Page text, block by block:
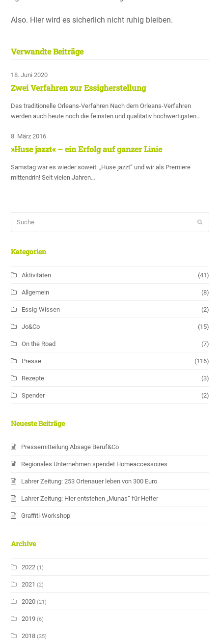
Also. Hier wird es sicher­lich nicht ruhig bleiben.
Verwandte Beiträge
18. Juni 2020
Zwei Verfahren zur Essigherstellung
Das traditionelle Orleans-Verfahren Nach dem Orleans-Verfahren
werden auch heute noch die feinsten und qualitativ hochwertigsten…
8. März 2016
»Huse jazzt« – ein Erfolg auf ganzer Linie
Samstag war es wieder soweit: „Huse jazzt“ und wir als Premiere
mittendrin! Seit vielen Jahren…
Kategorien
Aktivitäten (41)
Allgemein (8)
Essig-Wissen (2)
Jo&Co (15)
On the Road (7)
Presse (116)
Rezepte (3)
Spender (2)
Neueste Beiträge
Pressemitteilung Absage Beruf&Co
Regionales Unternehmen spendet Homeaccessoires
Lahrer Zeitung: 253 Ortenauer leben von 300 Euro
Lahrer Zeitung: Hier entstehen „Munas“ für Helfer
Graffiti-Workshop
Archive
2022(1)
2021(2)
2020(21)
2019(6)
2018(25)